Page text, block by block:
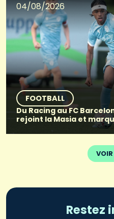
04/08/2026
FOOTBALL
Du Racing au FC
rejoint la Masia et
VOIR
Restez